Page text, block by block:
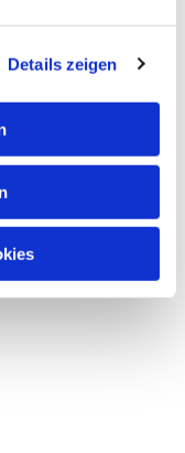
Details zeigen